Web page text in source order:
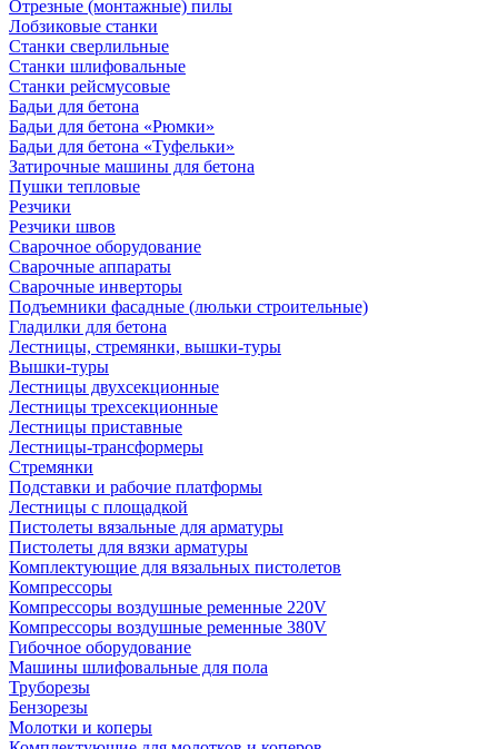
Отрезные (монтажные) пилы
Лобзиковые станки
Станки сверлильные
Станки шлифовальные
Станки рейсмусовые
Бадьи для бетона
Бадьи для бетона «Рюмки»
Бадьи для бетона «Туфельки»
Затирочные машины для бетона
Пушки тепловые
Резчики
Резчики швов
Сварочное оборудование
Сварочные аппараты
Сварочные инверторы
Подъемники фасадные (люльки строительные)
Гладилки для бетона
Лестницы, стремянки, вышки-туры
Вышки-туры
Лестницы двухсекционные
Лестницы трехсекционные
Лестницы приставные
Лестницы-трансформеры
Стремянки
Подставки и рабочие платформы
Лестницы с площадкой
Пистолеты вязальные для арматуры
Пистолеты для вязки арматуры
Комплектующие для вязальных пистолетов
Компрессоры
Компрессоры воздушные ременные 220V
Компрессоры воздушные ременные 380V
Гибочное оборудование
Машины шлифовальные для пола
Труборезы
Бензорезы
Молотки и коперы